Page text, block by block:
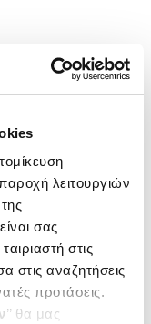
λειτουργιών
σας
στις
στις αναζητήσεις
προτάσεις.
’’ θα μας